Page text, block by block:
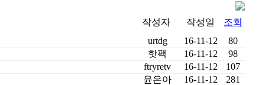
작성자 작성일
조회
urtdg
16-11-12
80
핫팩
16-11-12
98
ftryretv
16-11-12
107
윤은아
16-11-12
281